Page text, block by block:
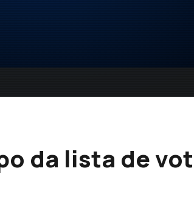
da lista de